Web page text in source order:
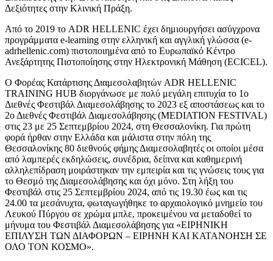
Δεξιότητες στην Κλινική Πράξη.
Από το 2019 το ADR HELLENIC έχει δημιουργήσει ασύγχρονα
προγράμματα e-learning στην ελληνική και αγγλική γλώσσα (e-
adrhellenic.com) πιστοποιημένα από το Ευρωπαϊκό Κέντρο
Ανεξάρτητης Πιστοποίησης στην Ηλεκτρονική Μάθηση (ECICEL).
Ο Φορέας Κατάρτισης Διαμεσολαβητών ADR HELLENIC
TRAINING HUB διοργάνωσε με πολύ μεγάλη επιτυχία το 1o
Διεθνές Φεστιβάλ Διαμεσολάβησης το 2023 εξ αποστάσεως και το
2ο Διεθνές Φεστιβάλ Διαμεσολάβησης (MEDIATION FESTIVAL)
στις 23 με 25 Σεπτεμβρίου 2024, στη Θεσσαλονίκη. Για πρώτη
φορά ήρθαν στην Ελλάδα και μάλιστα στην πόλη της
Θεσσαλονίκης 80 διεθνούς φήμης Διαμεσολαβητές οι οποίοι μέσα
από λαμπερές εκδηλώσεις, συνέδρια, δείπνα και καθημερινή
αλληλεπίδραση μοιράστηκαν την εμπειρία και τις γνώσεις τους για
το Θεσμό της Διαμεσολάβησης και όχι μόνο. Στη λήξη του
Φεστιβάλ στις 25 Σεπτεμβρίου 2024, από τις 19.30 έως και τις
24.00 τα μεσάνυχτα, φωταγωγήθηκε το αρχαιολογικό μνημείο του
Λευκού Πύργου σε χρώμα μπλε, προκειμένου να μεταδοθεί το
μήνυμα του Φεστιβάλ Διαμεσολάβησης για «ΕΙΡΗΝΙΚΗ
ΕΠΙΛΥΣΗ ΤΩΝ ΔΙΑΦΟΡΩΝ – ΕΙΡΗΝΗ ΚΑΙ ΚΑΤΑΝΟΗΣΗ ΣΕ
ΟΛΟ ΤΟΝ ΚΟΣΜΟ».